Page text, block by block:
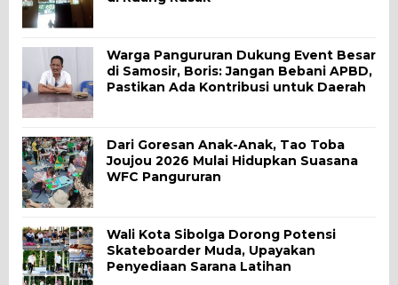
Warga Pangururan Dukung Event Besar
di Samosir, Boris: Jangan Bebani APBD,
Pastikan Ada Kontribusi untuk Daerah
Dari Goresan Anak-Anak, Tao Toba
Joujou 2026 Mulai Hidupkan Suasana
WFC Pangururan
Wali Kota Sibolga Dorong Potensi
Skateboarder Muda, Upayakan
Penyediaan Sarana Latihan